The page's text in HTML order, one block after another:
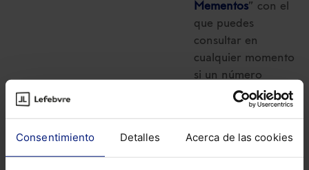
Consentimiento Detalles Acerca de las cookies
Mementos” con el
que puedes
consultar en
cualquier momento
si un número
marginal del
Memento ha sido
servicio de alerta